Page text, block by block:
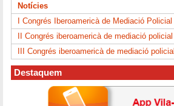
Notícies
I Congrés Iberoamericà de Mediació Policial
II Congrés iberoamericà de mediació policial
III Congrés iberoamericà de mediació policial
Destaquem